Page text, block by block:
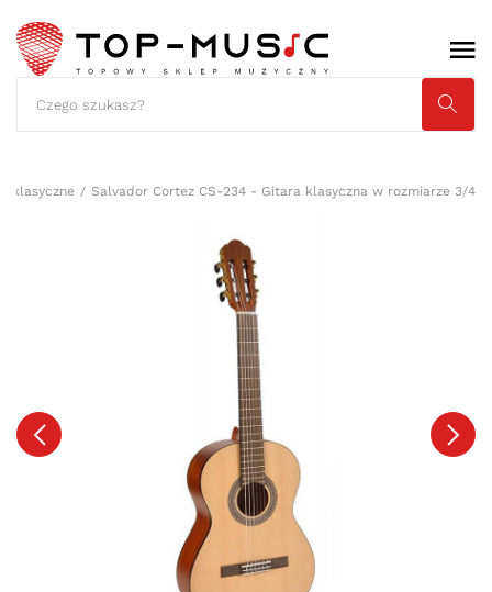
klasyczne Salvador Cortez CS-234 - Gitara klasyczna w rozmiarze 3/4